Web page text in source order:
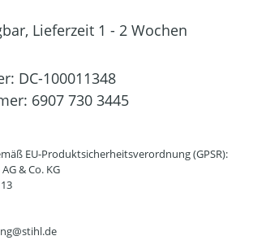
Lieferzeit 1 - 2 Wochen
DC-100011348
6907 730 3445
EU-Produktsicherheitsverordnung (GPSR):
& Co. KG